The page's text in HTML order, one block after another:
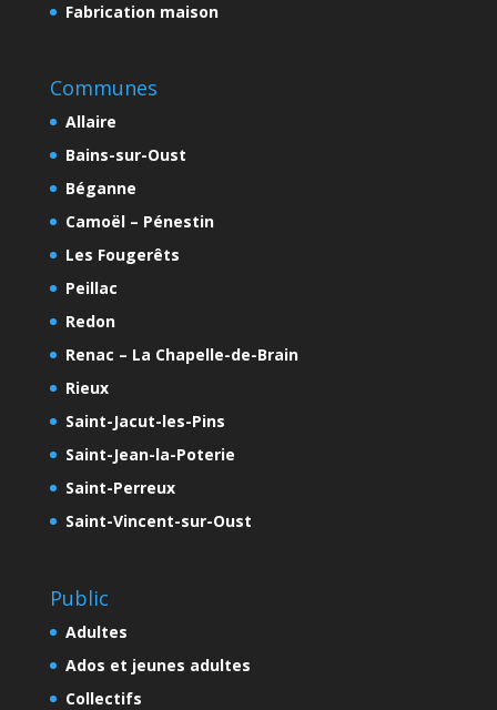
Fabrication maison
Communes
Allaire
Bains-sur-Oust
Béganne
Camoël – Pénestin
Les Fougerêts
Peillac
Redon
Renac – La Chapelle-de-Brain
Rieux
Saint-Jacut-les-Pins
Saint-Jean-la-Poterie
Saint-Perreux
Saint-Vincent-sur-Oust
Public
Adultes
Ados et jeunes adultes
Collectifs